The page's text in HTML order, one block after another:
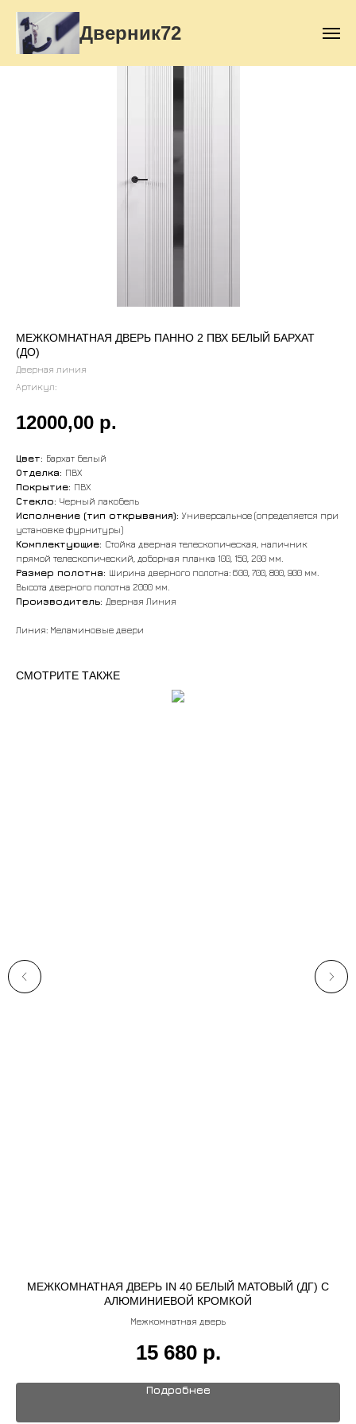
Дверник72
МЕЖКОМНАТНАЯ ДВЕРЬ ПАННО 2 ПВХ БЕЛЫЙ БАРХАТ
(ДО)
Дверная линия
Артикул:
12000,00 р.
Цвет: Бархат белый
Отделка: ПВХ
Покрытие: ПВХ
Стекло: Черный лакобель
Исполнение (тип открывания): Универсальное (определяется при
установке фурнитуры)
Комплектующие: Стойка дверная телескопическая, наличник
прямой телескопический, доборная планка 100, 150, 200 мм.
Размер полотна: Ширина дверного полотна: 600, 700, 800, 900 мм.
Высота дверного полотна 2000 мм.
Производитель: Дверная Линия
Линия: Меламиновые двери
СМОТРИТЕ ТАКЖЕ
МЕЖКОМНАТНАЯ ДВЕРЬ IN 40 БЕЛЫЙ МАТОВЫЙ (ДГ) С
АЛЮМИНИЕВОЙ КРОМКОЙ
Межкомнатная дверь
15 680 р.
Подробнее